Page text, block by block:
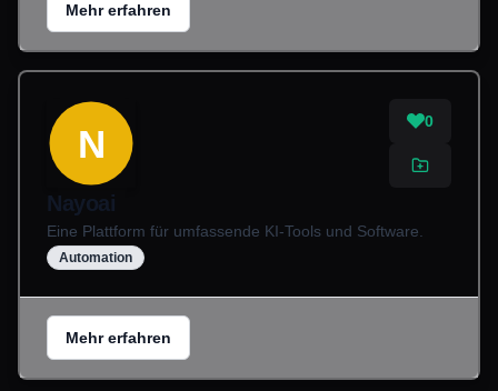
Mehr erfahren
N
0
Nayoai
Eine Plattform für umfassende KI-Tools und Software.
Automation
Mehr erfahren